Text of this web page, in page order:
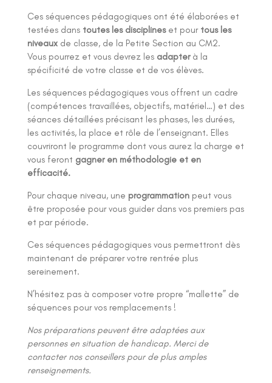
Ces séquences pédagogiques ont été élaborées et
testées dans toutes les disciplineset pourtous les
niveaux de classe, de la Petite Section au CM2.
Vous pourrez et vous devrez les adapterà la
spécificité de votre classe et de vos élèves.
Les séquences pédagogiques vous offrent un cadre
(compétences travaillées, objectifs, matériel…) et des
séances détaillées précisant les phases, les durées,
les activités, la place et rôle de l’enseignant. Elles
couvriront le programme dont vous aurez la charge et
vous feront gagner en méthodologie et en
efficacité.
Pour chaque niveau, une programmation peut vous
être proposée pour vous guider dans vos premiers pas
et par période.
Ces séquences pédagogiques vous permettront dès
maintenant de préparer votre rentrée plus
sereinement.
N’hésitez pas à composer votre propre “mallette” de
séquences pour vos remplacements !
Nos préparations peuvent être adaptées aux
personnes en situation de handicap. Merci de
contacter nos conseillers pour de plus amples
renseignements.